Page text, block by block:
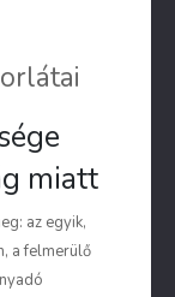
miatt
az egyik,
a felmerülő